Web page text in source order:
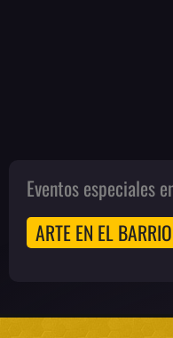
Eventos especiales
ARTE EN EL BARRIO